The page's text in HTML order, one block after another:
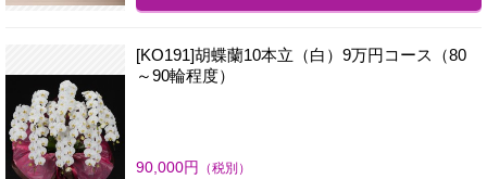
[KO191]胡蝶蘭10本立（白）9万円コース（80
～90輪程度）
90,000円 （税別）